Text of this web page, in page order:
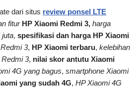
dari situs review ponsel LTE
fitur HP Xiaomi Redmi 3, harga
juta, spesifikasi dan harga HP Xiaomi
3, HP Xiaomi terbaru, kelebihan
3, nilai skor antutu Xiaomi
4G yang bagus, smartphone Xiaomi
yang sudah 4G, HP Xiaomi 4G